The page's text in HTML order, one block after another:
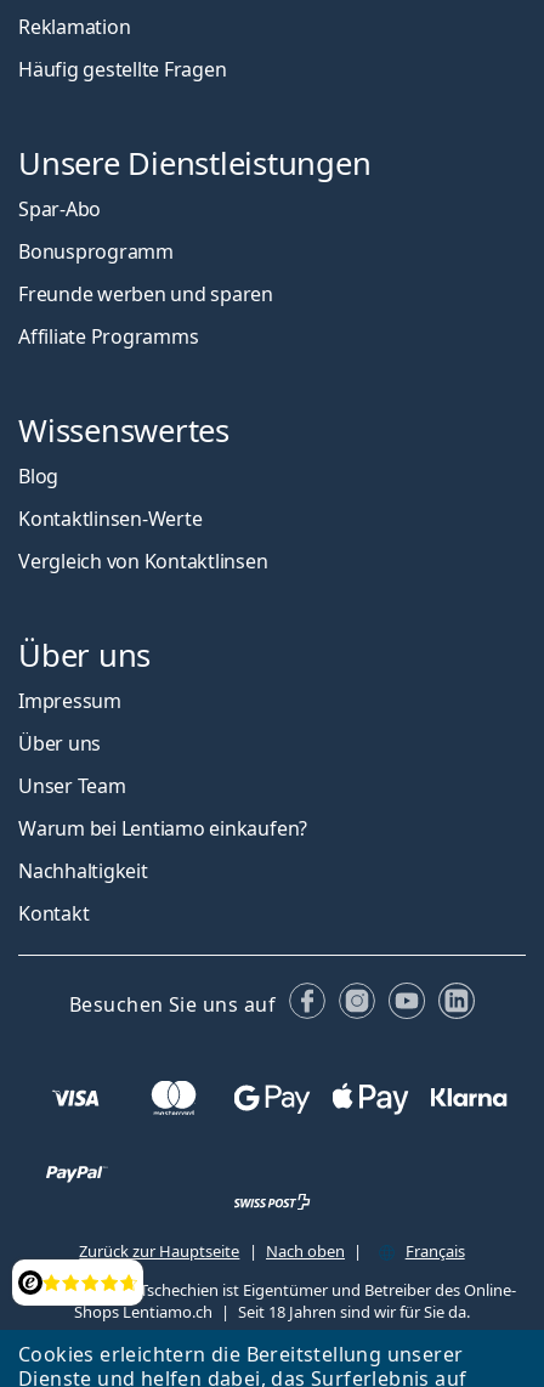
Cookies erleichtern die Bereitstellung unserer
Dienste und helfen dabei, das Surferlebnis auf
Bewertung
Reklamation
Häufig gestellte Fragen
Unsere Dienstleistungen
Spar-Abo
Bonusprogramm
Freunde werben und sparen
Affiliate Programms
Wissenswertes
Blog
Kontaktlinsen-Werte
Vergleich von Kontaktlinsen
Über uns
Impressum
Über uns
Unser Team
Warum bei Lentiamo einkaufen?
Nachhaltigkeit
Kontakt
Besuchen Sie uns auf FacebookInstagram
YouTube
Zurück zur Hauptseite Nach oben
Français
Lentiamo s.r.o., Tschechien ist Eigentümer und Betreiber des Online-
Shops Lentiamo.ch
Seit 18 Jahren sind wir für Sie da.